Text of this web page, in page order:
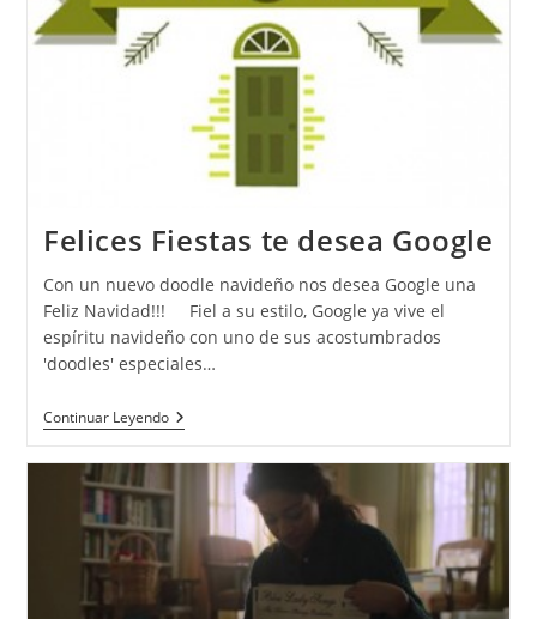
Felices Fiestas te desea Google
Con un nuevo doodle navideño nos desea Google una
Feliz Navidad!!! Fiel a su estilo, Google ya vive el
espíritu navideño con uno de sus acostumbrados
'doodles' especiales…
Continuar Leyendo